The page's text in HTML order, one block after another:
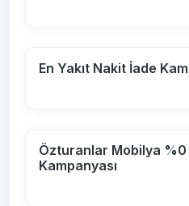
En Yakıt Nakit İade
Özturanlar Mobilya %0
Kampanyası